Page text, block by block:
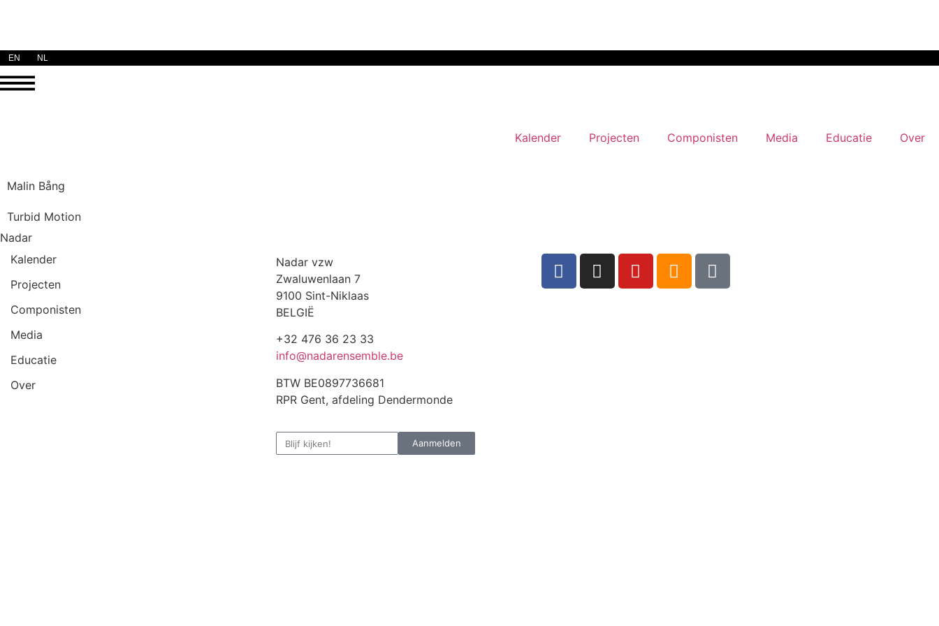
EN NL
Kalender Projecten Componisten Media Educatie Over
Malin Bång
Turbid Motion
Nadar
Kalender
Projecten
Componisten
Media
Educatie
Over
Nadar vzw
Zwaluwenlaan 7
9100 Sint-Niklaas
BELGIË
+32 476 36 23 33
info@nadarensemble.be
BTW BE0897736681
RPR Gent, afdeling Dendermonde
Aanmelden